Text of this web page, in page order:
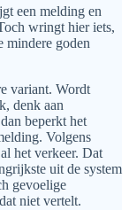
een melding en
wringt hier iets,
mindere goden
variant. Wordt
denk aan
beperkt het
Volgens
het verkeer. Dat
uit de system
gevoelige
niet vertelt.